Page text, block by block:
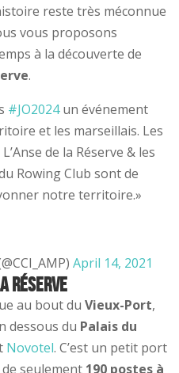
reste très méconnue
vous proposons
à la découverte de
.
#JO2024un événement
et les marseillais. Les
de la Réserve & les
Rowing Club sont de
notre territoire.»
April 14, 2021
Réserve
au bout du Vieux-Port,
dessous du Palais du
Novotel. C’est un petit port
seulement 190 postes à